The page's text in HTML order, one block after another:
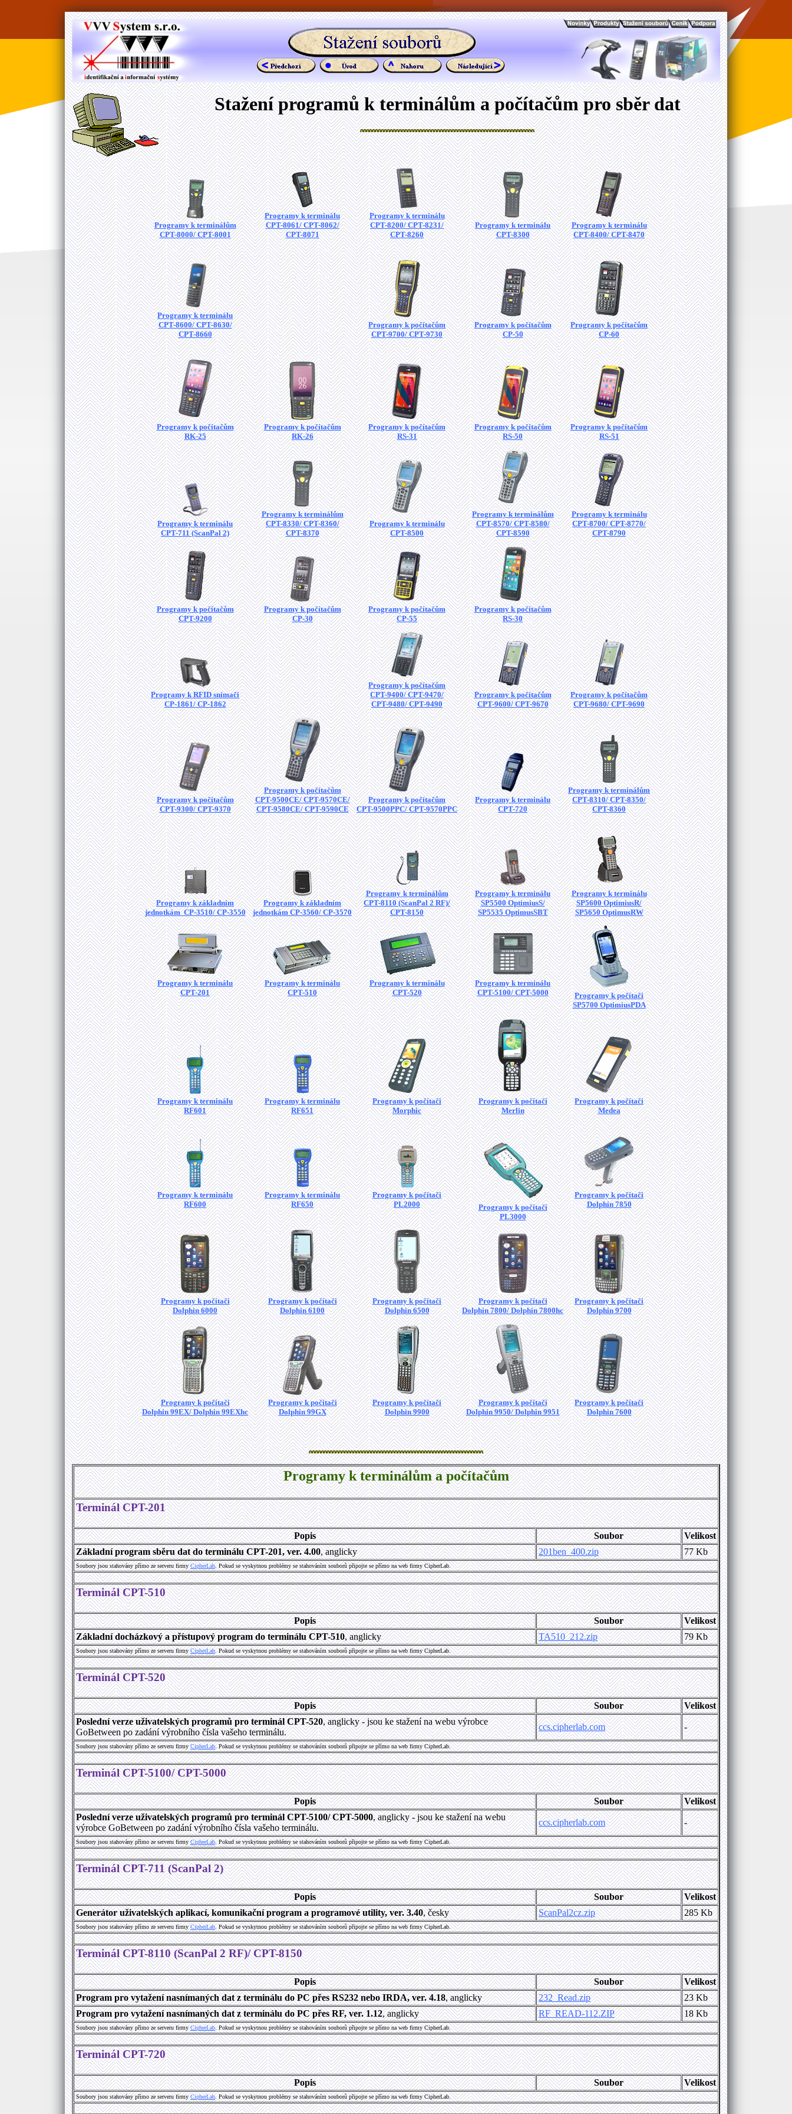
Stažení programů k terminálům a počítačům pro sběr dat
Programy k terminálům
CPT-8000/ CPT-8001
Programy k terminálu
CPT-8061/ CPT-8062/
CPT-8071
Programy k terminálu
CPT-8200/ CPT-8231/
CPT-8260
Programy k terminálu
CPT-8300
Programy k terminálu
CPT-8400/ CPT-8470
Programy k terminálu
CPT-8600/ CPT-8630/
CPT-8660
Programy k počítačům
CPT-9700/ CPT-9730
Programy k počítačům
CP-50
Programy k počítačům
CP-60
Programy k počítačům
RK-25
Programy k počítačům
RK-26
Programy k počítačům
RS-31
Programy k počítačům
RS-50
Programy k počítačům
RS-51
Programy k terminálu
CPT-711 (ScanPal 2)
Programy k terminálům
CPT-8330/ CPT-8360/
CPT-8370
Programy k terminálu
CPT-8500
Programy k terminálům
CPT-8570/ CPT-8580/
CPT-8590
Programy k terminálu
CPT-8700/ CPT-8770/
CPT-8790
Programy k počítačům
CPT-9200
Programy k počítačům
CP-30
Programy k počítačům
CP-55
Programy k počítačům
RS-30
Programy k RFID snímači
CP-1861/ CP-1862
Programy k počítačům
CPT-9400/ CPT-9470/
CPT-9480/ CPT-9490
Programy k počítačům
CPT-9600/ CPT-9670
Programy k počítačům
CPT-9680/ CPT-9690
Programy k počítačům
CPT-9300/ CPT-9370
Programy k počítačům
CPT-9500CE/ CPT-9570CE/
CPT-9580CE/ CPT-9590CE
Programy k počítačům
CPT-9500PPC/ CPT-9570PPC
Programy k terminálu
CPT-720
Programy k terminálům
CPT-8310/ CPT-8350/
CPT-8360
Programy k základním
jednotkám CP-3510/ CP-3550
Programy k základním
jednotkám CP-3560/ CP-3570
Programy k terminálům
CPT-8110 (ScanPal 2 RF)/
CPT-8150
Programy k terminálu
SP5500 OptimiusS/
SP5535 OptimusSBT
Programy k terminálu
SP5600 OptimiusR/
SP5650 OptimusRW
Programy k terminálu
CPT-201
Programy k terminálu
CPT-510
Programy k terminálu
CPT-520
Programy k terminálu
CPT-5100/ CPT-5000
Programy k počítači
SP5700 OptimiusPDA
Programy k terminálu
RF601
Programy k terminálu
RF651
Programy k počítači
Morphic
Programy k počítači
Merlin
Programy k počítači
Medea
Programy k terminálu
RF600
Programy k terminálu
RF650
Programy k počítači
PL2000
Programy k počítači
PL3000
Programy k počítači
Dolphin 7850
Programy k počítači
Dolphin 6000
Programy k počítači
Dolphin 6100
Programy k počítači
Dolphin 6500
Programy k počítači
Dolphin 7800/ Dolphin 7800hc
Programy k počítači
Dolphin 9700
Programy k počítači
Dolphin 99EX/ Dolphin 99EXhc
Programy k počítači
Dolphin 99GX
Programy k počítači
Dolphin 9900
Programy k počítači
Dolphin 9950/ Dolphin 9951
Programy k počítači
Dolphin 7600
Programy k terminálům a počítačům
Terminál CPT-201
Popis Soubor
Velikost
Základní program sběru dat do terminálu CPT-201, ver. 4.00, anglicky 201ben_400.zip 77 Kb
Soubory jsou stahovány přímo ze serveru firmyCipherLab. Pokud se vyskytnou problémy se stahováním souborů připojte se přímo na web firmy CipherLab.
Terminál CPT-510
Popis Soubor
Velikost
Základní docházkový a přístupový program do terminálu CPT-510, anglicky TA510_212.zip 79 Kb
Soubory jsou stahovány přímo ze serveru firmyCipherLab. Pokud se vyskytnou problémy se stahováním souborů připojte se přímo na web firmy CipherLab.
Terminál CPT-520
Popis Soubor
Velikost
Poslední verze uživatelských programů pro terminál CPT-520, anglicky - jsou ke stažení na webu výrobce
GoBetween po zadání výrobního čísla vašeho terminálu.
ccs.cipherlab.com -
Soubory jsou stahovány přímo ze serveru firmyCipherLab. Pokud se vyskytnou problémy se stahováním souborů připojte se přímo na web firmy CipherLab.
Terminál CPT-5100/ CPT-5000
Popis Soubor
Velikost
Poslední verze uživatelských programů pro terminál CPT-5100/ CPT-5000, anglicky - jsou ke stažení na webu
výrobce GoBetween po zadání výrobního čísla vašeho terminálu.
ccs.cipherlab.com -
Soubory jsou stahovány přímo ze serveru firmyCipherLab. Pokud se vyskytnou problémy se stahováním souborů připojte se přímo na web firmy CipherLab.
Terminál CPT-711 (ScanPal 2)
Popis Soubor
Velikost
Generátor uživatelských aplikací, komunikační program a programové utility, ver. 3.40, česky ScanPal2cz.zip 285 Kb
Soubory jsou stahovány přímo ze serveru firmyCipherLab. Pokud se vyskytnou problémy se stahováním souborů připojte se přímo na web firmy CipherLab.
Terminál CPT-8110 (ScanPal 2 RF)/ CPT-8150
Popis Soubor
Velikost
Program pro vytažení nasnímaných dat z terminálu do PC přes RS232 nebo IRDA, ver. 4.18, anglicky 232_Read.zip
23 Kb
Program pro vytažení nasnímaných dat z terminálu do PC přes RF, ver. 1.12, anglicky RF_READ-112.ZIP 18 Kb
Soubory jsou stahovány přímo ze serveru firmyCipherLab. Pokud se vyskytnou problémy se stahováním souborů připojte se přímo na web firmy CipherLab.
Terminál CPT-720
Popis Soubor Velikost
Soubory jsou stahovány přímo ze serveru firmyCipherLab. Pokud se vyskytnou problémy se stahováním souborů připojte se přímo na web firmy CipherLab.